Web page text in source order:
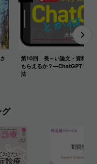
第10回 長～い論文・資料を
もらえるか？―ChatGPTで長
法
グ